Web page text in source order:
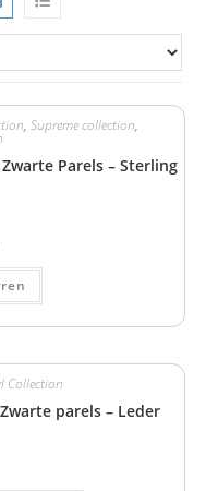
, Supreme collection,
Parels – Sterling
Collection
parels – Leder